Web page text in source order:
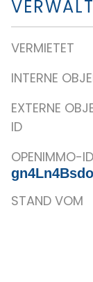
VERMIETET
INTERNE
EXTERNE
ID
OPENIMMO-ID
STAND VOM